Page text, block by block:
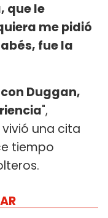
que le
me pidió
fue la
Duggan,
",
vivió una cita
tiempo